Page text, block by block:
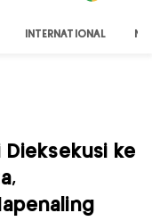
INTERNATIONAL
Dieksekusi ke